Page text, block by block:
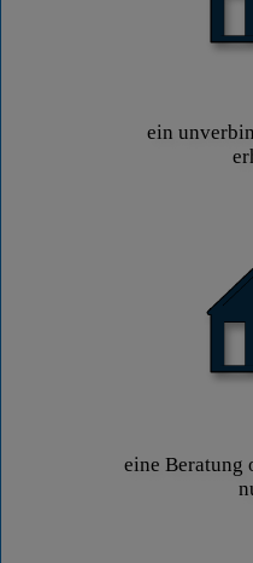
ein
eine Beratung